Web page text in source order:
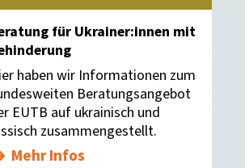
für Ukrainer:innen mit
haben wir Informationen zum
Beratungsangebot
EUTB auf ukrainisch und
zusammengestellt.
Mehr Infos